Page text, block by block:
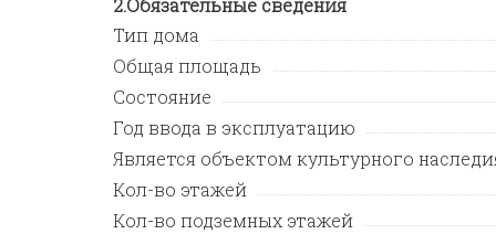
Обязательные сведения
Тип дома
Общая площадь
Состояние
Год ввода в эксплуатацию
Является объектом культурного
Кол-во этажей
Кол-во подземных этажей